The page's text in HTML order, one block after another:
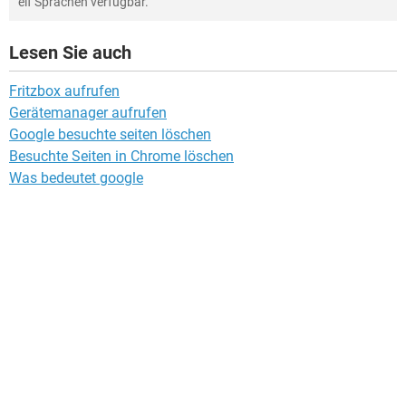
Lesen Sie auch
Fritzbox aufrufen
Gerätemanager aufrufen
Google besuchte seiten löschen
Besuchte Seiten in Chrome löschen
Was bedeutet google